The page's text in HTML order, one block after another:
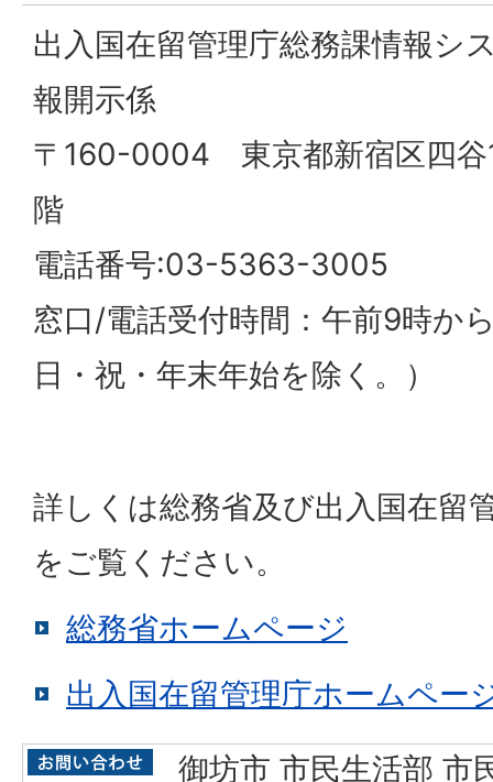
出入国在留管理庁総務課情報シ
報開示係
〒160-0004 東京都新宿区四
階
電話番号:03-5363-3005
窓口/電話受付時間：午前9時か
日・祝・年末年始を除く。）
詳しくは総務省及び出入国在留
をご覧ください。
総務省ホームページ
出入国在留管理庁ホームペー
御坊市 市民生活部 市